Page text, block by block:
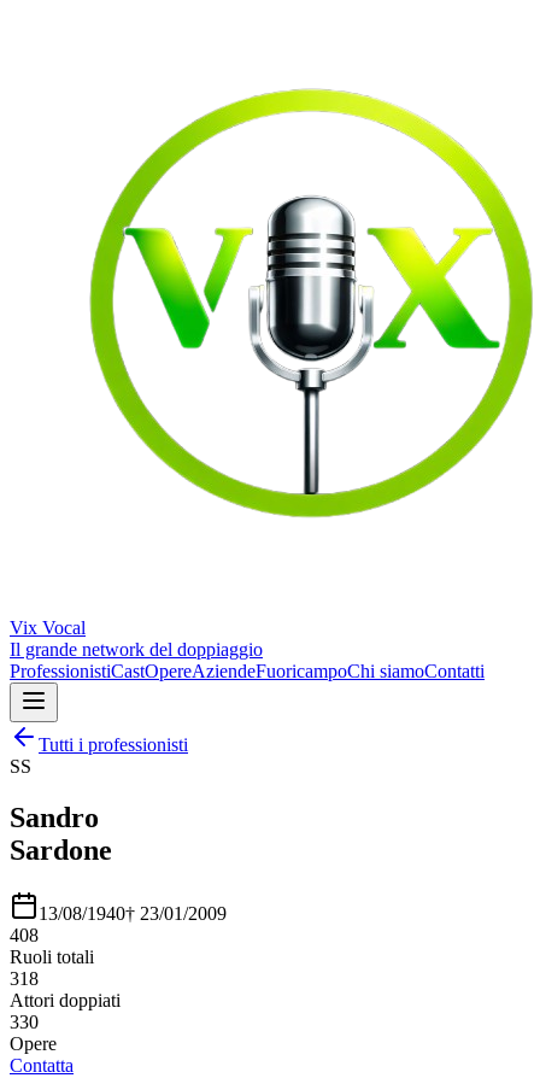
Vix Vocal
Il grande network del doppiaggio
ProfessionistiCastOpereAziendeFuoricampoChi siamoContatti
Tutti i professionisti
SS
Sandro
Sardone
13/08/1940† 23/01/2009
408
Ruoli totali
318
Attori doppiati
330
Opere
Contatta